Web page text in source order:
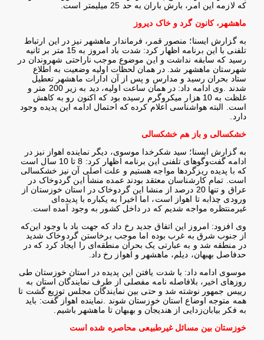
که لازمه این امر، بارش باران به حد 25 میلیمتر است
.
ماهشهر، کانون گرد و خاک دیروز
به گزارش ایسنا؛ منصور قمر، فرماندار ماهشهر نیز در این ارتباط
تلفنی با این برنامه اظهار کرد: شدت باد امروز به 15 متر بر ثانیه
رسید که سابقه نداشت و این موضوع موجب ناراحتی شهروندان در
شهرستان ماهشهر شد. در همان لحظات اولیه وضعیت به اطلاع
ستاد بحران رسید و مدارس و پس از آن ادارات ماهشهر تعطیل
شدند.
وی ادامه داد: در همان ساعت اولیه، دید به زیر 200 متر و
غلظت به 10 هزار میکروگرم رسیده بود که اکنون رو به کاهش
است. البته هواشناسی اعلام کرده که احتمال ادامه این پدیده وجود
دارد.
خشکسالی و باز هم خشکسالی
به گزارش ایسنا؛ سید شکرخدا موسوی، دیگر نماینده اهواز نیز در
ادامه گفت‌وگوهای تلفنی این برنامه اظهار کرد: 8 تا 10 سال است
که با پدیده ریزگردها مواجه هستیم و علت اصلی آن نیز خشکسالی
است. تمام کارشناسان معتقد بودند عمده منشأ این گردوخاک در
عراق و تنها 20 درصد از منشا این گردوخاک در استان خوزستان از
ورودی چذابه تا اهواز است، اما اخیرا به یکباره با پدیده‌ای
غیرمنتظره مواجه شدیم که در داخل کشور به وجود آمده است.
وی افزود: امروز این اتفاق جدید رخ داد که جهت باد با وجود این‌که
از جنوب شرق به غرب بوده اما موجب برخاستن گردوخاک شدید
در منطقه شد و به عبارتی یک بحران منطقه‌ای را ایجاد کرد که در
حدفاصل بهبهان، دیلم، ماهشهر و اهواز رخ داد.
موسوی ادامه داد: با شدت یافتن این پدیده در استان خوزستان طی
روزهای اخیر، بلافاصله نامه مفصلی از طرف نمایندگان استان به
رییس جمهور نوشته شد و حتی بین نمایندگان مجلس توزیع گشت تا
همه متوجه اوضاع استان خوزستان شوند.نماینده اهواز گفت: باید
به فکر بیابان‌زدایی از هندیجان و بهبهان تا ماهشهر باشیم.
خوزستان بین مسائل غیرطبیعی محاصره شده است